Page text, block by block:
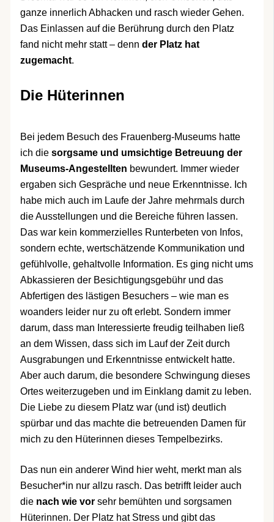
ganze innerlich Abhacken und rasch wieder Gehen.
Das Einlassen auf die Berührung durch den Platz
fand nicht mehr statt – denn der Platz hat
zugemacht.
Die Hüterinnen
Bei jedem Besuch des Frauenberg-Museums hatte
ich die sorgsame und umsichtige Betreuung der
Museums-Angestellten bewundert. Immer wieder
ergaben sich Gespräche und neue Erkenntnisse. Ich
habe mich auch im Laufe der Jahre mehrmals durch
die Ausstellungen und die Bereiche führen lassen.
Das war kein kommerzielles Runterbeten von Infos,
sondern echte, wertschätzende Kommunikation und
gefühlvolle, gehaltvolle Information. Es ging nicht ums
Abkassieren der Besichtigungsgebühr und das
Abfertigen des lästigen Besuchers – wie man es
woanders leider nur zu oft erlebt. Sondern immer
darum, dass man Interessierte freudig teilhaben ließ
an dem Wissen, dass sich im Lauf der Zeit durch
Ausgrabungen und Erkenntnisse entwickelt hatte.
Aber auch darum, die besondere Schwingung dieses
Ortes weiterzugeben und im Einklang damit zu leben.
Die Liebe zu diesem Platz war (und ist) deutlich
spürbar und das machte die betreuenden Damen für
mich zu den Hüterinnen dieses Tempelbezirks.
Das nun ein anderer Wind hier weht, merkt man als
Besucher*in nur allzu rasch. Das betrifft leider auch
die nach wie vorsehr bemühten und sorgsamen
Hüterinnen. Der Platz hat Stress und gibt das